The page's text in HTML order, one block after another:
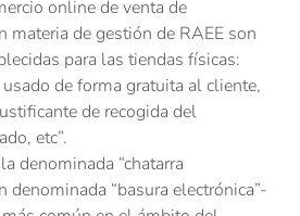
online de venta de
materia de gestión de RAEE son
para las tiendas físicas:
de forma gratuita al cliente,
de recogida del
etc”.
denominada “chatarra
denominada “basura electrónica”-